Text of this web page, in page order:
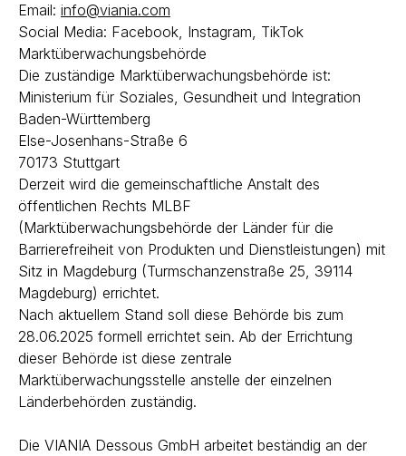
Email: info@viania.com
Social Media: Facebook, Instagram, TikTok
Marktüberwachungsbehörde
Die zuständige Marktüberwachungsbehörde ist:
Ministerium für Soziales, Gesundheit und Integration
Baden-Württemberg
Else-Josenhans-Straße 6
70173 Stuttgart
Derzeit wird die gemeinschaftliche Anstalt des
öffentlichen Rechts MLBF
(Marktüberwachungsbehörde der Länder für die
Barrierefreiheit von Produkten und Dienstleistungen) mit
Sitz in Magdeburg (Turmschanzenstraße 25, 39114
Magdeburg) errichtet.
Nach aktuellem Stand soll diese Behörde bis zum
28.06.2025 formell errichtet sein. Ab der Errichtung
dieser Behörde ist diese zentrale
Marktüberwachungsstelle anstelle der einzelnen
Länderbehörden zuständig.
Die VIANIA Dessous GmbH arbeitet beständig an der